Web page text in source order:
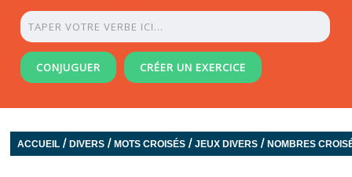
CONJUGUER CRÉER UN EXERCICE
ACCUEIL/ DIVERS/ MOTS CROISÉS/ JEUX DIVERS/ NOMBRES